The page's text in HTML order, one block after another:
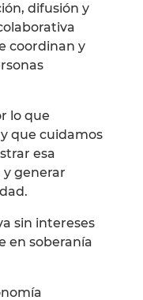
difusión y
coordinan y
lo que
que cuidamos
esa
y generar
sin intereses
en soberanía